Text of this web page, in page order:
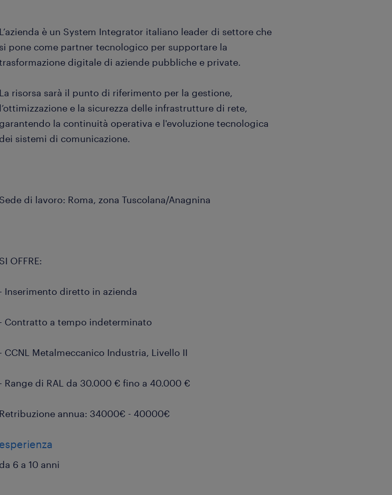
L’azienda è un System Integrator italiano leader di settore che
si pone come partner tecnologico per supportare la
digitale di aziende pubbliche e private.
La risorsa sarà il punto di riferimento per la gestione,
l’ottimizzazione e la sicurezza delle infrastrutture di rete,
garantendo la continuità operativa e l'evoluzione tecnologica
dei sistemi di comunicazione.
Sede di lavoro: Roma, zona Tuscolana/Anagnina
SI OFFRE:
- Inserimento diretto in azienda
- Contratto a tempo indeterminato
- CCNL Metalmeccanico Industria, Livello II
- Range di RAL da 30.000 € fino a 40.000 €
Retribuzione annua: 34000€ - 40000€
esperienza
da 6 a 10 anni